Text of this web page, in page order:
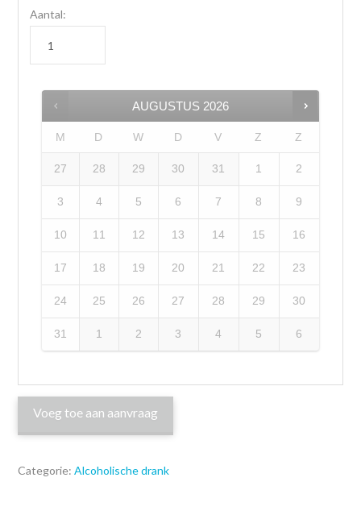
Aantal:
AUGUSTUS 2026
M D W D V Z Z
27 28 29 30 31 1 2
3 4 5 6 7 8 9
10 11 12 13 14 15 16
17 18 19 20 21 22 23
24 25 26 27 28 29 30
31 1 2 3 4 5 6
Voeg toe aan aanvraag
Categorie:Alcoholische drank